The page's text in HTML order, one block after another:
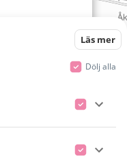
Läs mer
Dölj alla